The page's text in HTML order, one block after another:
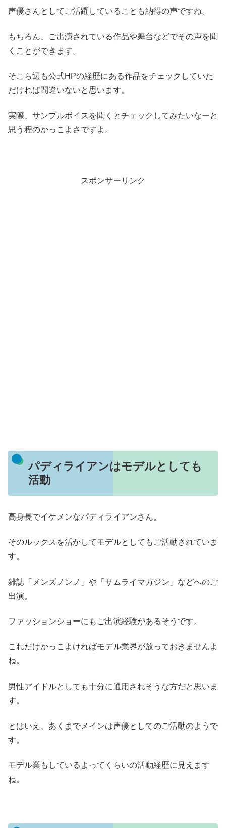
声優さんとしてご活躍していることも納得の声ですね。
もちろん、ご出演されている作品や舞台などでその声を聞
くことができます。
そこら辺も公式HPの経歴にある作品をチェックしていた
だければ間違いないと思います。
実際、サンプルボイスを聞くとチェックしてみたいなーと
思う程のかっこよさですよ。
スポンサーリンク
パディライアンはモデルとしても
活動
高身長でイケメンなパディライアンさん。
そのルックスを活かしてモデルとしてもご活動されていま
す。
雑誌「メンズノンノ」や「サムライマガジン」などへのご
出演。
ファッションショーにもご出演経験があるそうです。
これだけかっこよければモデル業界が放っておきませんよ
ね。
男性アイドルとしても十分に通用されそうな方だと思いま
す。
とはいえ、あくまでメインは声優としてのご活動のようで
す。
モデル業もしているよってくらいの活動経歴に見えます
ね。